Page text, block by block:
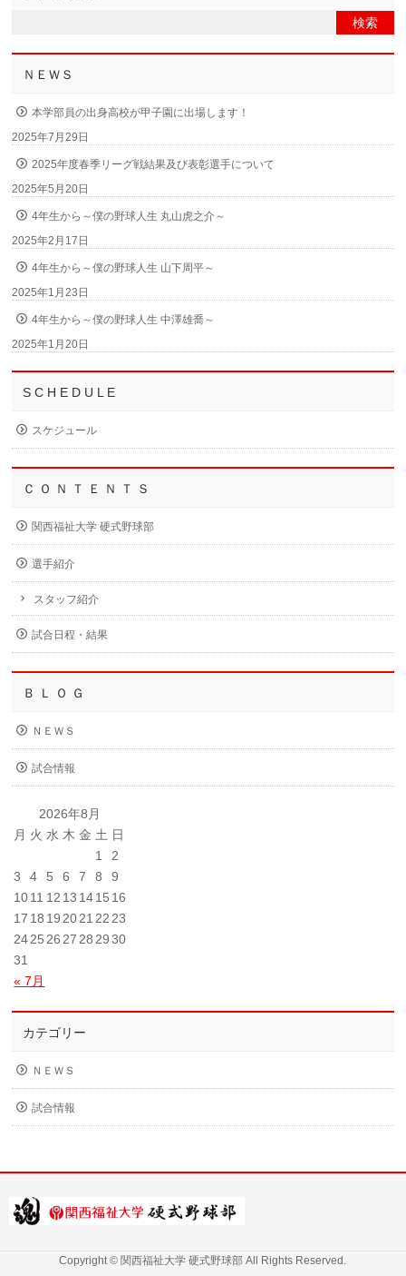
ＮＥＷＳ
本学部員の出身高校が甲子園に出場します！
2025年7月29日
2025年度春季リーグ戦結果及び表彰選手について
2025年5月20日
4年生から～僕の野球人生 丸山虎之介～
2025年2月17日
4年生から～僕の野球人生 山下周平～
2025年1月23日
4年生から～僕の野球人生 中澤雄喬～
2025年1月20日
S C H E D U L E
スケジュール
Ｃ Ｏ Ｎ Ｔ Ｅ Ｎ Ｔ Ｓ
関西福祉大学 硬式野球部
選手紹介
スタッフ紹介
試合日程・結果
Ｂ Ｌ Ｏ Ｇ
ＮＥＷＳ
試合情報
2026年8月
月 火 水 木 金 土 日
« 7月
1
2
3
4 5 6 7 8
9
1011 12 13 1415 16
17 18 19 2021 22 23
2425 26 27 28 29 30
31
カテゴリー
ＮＥＷＳ
試合情報
Copyright ©関西福祉大学 硬式野球部All Rights Reserved.